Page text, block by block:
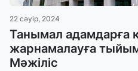
22 сәуір, 2024
Танымал адамдарға
жарнамалауға
Мәжіліс